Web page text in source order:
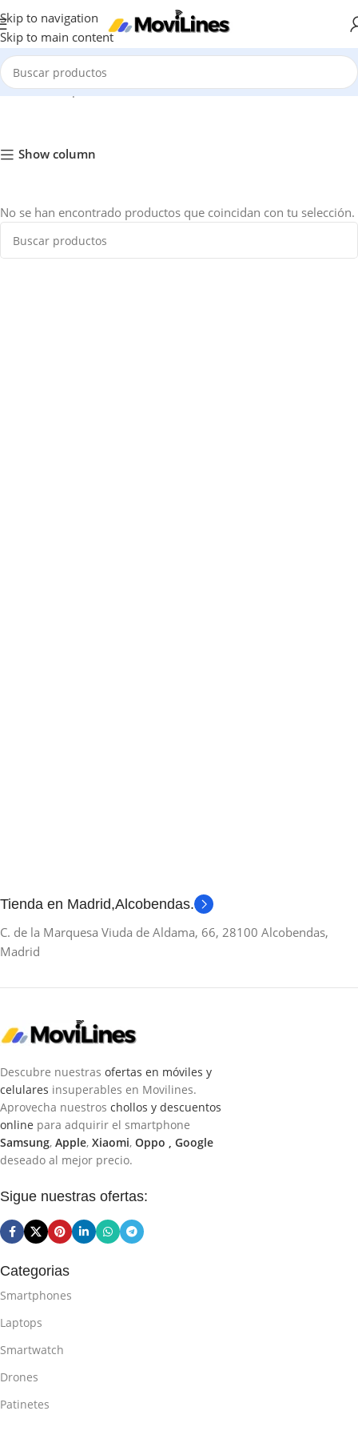
Skip to navigation
Skip to main content
Inicio/ Smartphones/ Móviles OnePlus/ OnePlus Nord Series
Show column
No se han encontrado productos que coincidan con tu selección.
Tienda en Madrid,Alcobendas.
C. de la Marquesa Viuda de Aldama, 66, 28100 Alcobendas,
Madrid
Descubre nuestras ofertas en móviles y
celulares insuperables en Movilines.
Aprovecha nuestros chollos y descuentos
online para adquirir el smartphone
Samsung, Apple, Xiaomi, Oppo , Google
deseado al mejor precio.
Sigue nuestras ofertas:
Categorias
Smartphones
Laptops
Smartwatch
Drones
Patinetes